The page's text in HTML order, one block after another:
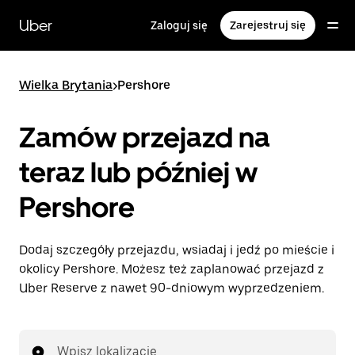
głównej
zawartości
Uber Zaloguj się Zarejestruj się
Wielka Brytania>Pershore
Zamów przejazd na
teraz lub później w
Pershore
Dodaj szczegóły przejazdu, wsiadaj i jedź po mieście i
okolicy Pershore. Możesz też zaplanować przejazd z
Uber Reserve z nawet 90-dniowym wyprzedzeniem.
Wpisz lokalizację